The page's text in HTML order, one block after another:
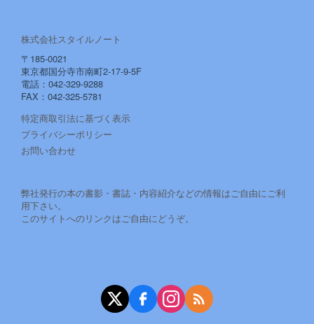
株式会社スタイルノート
〒185-0021
東京都国分寺市南町2-17-9-5F
電話：042-329-9288
FAX：042-325-5781
特定商取引法に基づく表示
プライバシーポリシー
お問い合わせ
弊社発行の本の書影・書誌・内容紹介などの情報はご自由にご利
用下さい。
このサイトへのリンクはご自由にどうぞ。
X（旧Twitter）
FacebookInstagram
RSS